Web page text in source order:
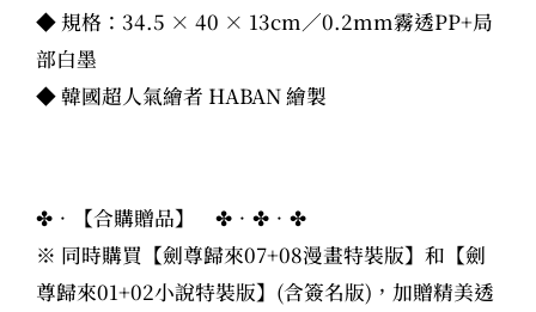
◆ 規格：34.5 × 40 × 13cm／0.2mm霧透PP+局
部白墨
◆ 韓國超人氣繪者 HABAN 繪製
✤．【合購贈品】 ✤．✤．✤
※ 同時購買【劍尊歸來07+08漫畫特裝版】和【劍
尊歸來01+02小說特裝版】(含簽名版)，加贈精美透